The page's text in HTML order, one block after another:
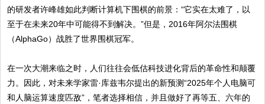
的研发者许峰雄如此判断计算机下围棋的前景：“它实在太难了，以
至于在未来20年中可能得不到解决。”但是，2016年阿尔法围棋
（AlphaGo）战胜了世界围棋冠军。
在一次大潮来临之时，人们往往会低估科技进化背后的革命性和颠覆
力。因此，对未来学家雷·库兹韦尔提出的新预测“2025年个人电脑可
和人脑运算速度匹敌”，笔者选择相信，并且做好了再等五、六年的